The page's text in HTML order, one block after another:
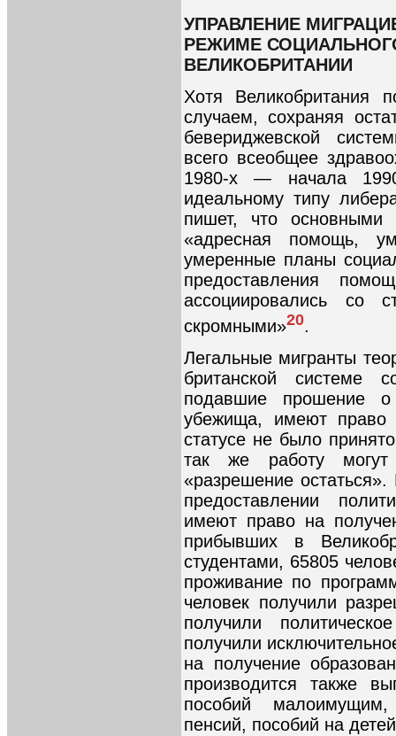
УПРАВЛЕНИЕ
РЕЖИМЕ
ВЕЛИКОБРИТАНИИ
Хотя Великобритания
случаем, сохраняя
бевериджевской
всего всеобщее
1980-x — начала
идеальному типу
пишет, что
«адресная помощь,
умеренные планы
предоставления
ассоциировались со
скромными»20.
Легальные мигранты
британской системе
подавшие прошение о
убежища, имеют право
статусе не было
так же работу могут
«разрешение
предоставлении
имеют право на
прибывших в
студентами, 65805
проживание по
человек получили
получили
получили
на получение
производится также
пособий малоимущим,
пенсий, пособий на